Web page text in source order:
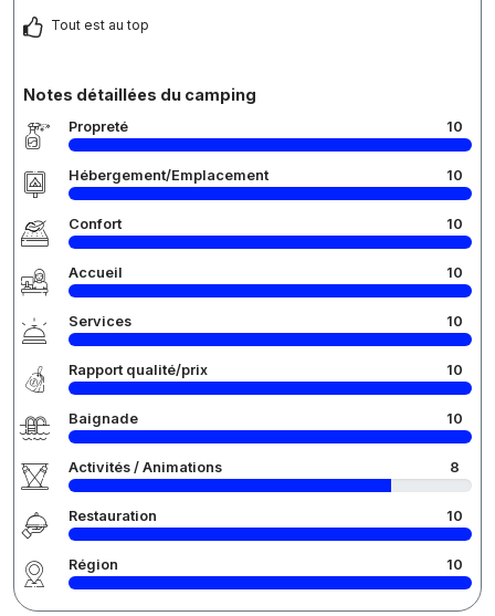
Tout est au top
Notes détaillées du camping
Propreté 10
Hébergement/Emplacement 10
Confort 10
Accueil 10
Services 10
Rapport qualité/prix 10
Baignade 10
Activités / Animations 8
Restauration 10
Région 10